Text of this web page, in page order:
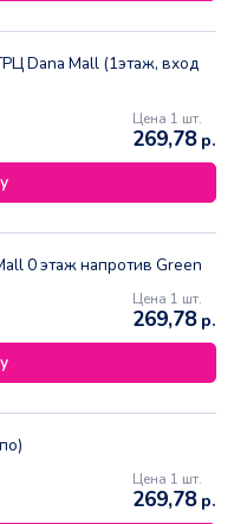
Dana Mall (1этаж, вход
Цена 1 шт.
269,78р.
0 этаж напротив Green
Цена 1 шт.
269,78р.
Цена 1 шт.
269,78р.